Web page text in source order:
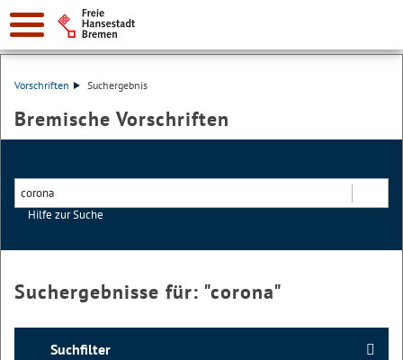
Vorschriften Suchergebnis
Bremische Vorschriften
Hilfe zur Suche
Suchergebnisse für: "corona"
Suchfilter